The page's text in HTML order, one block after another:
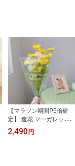
ゼント ギフト リビング
ダイニング キッチン 玄
関 エントランス トイレ
花束
【マラソン期間P5倍確
定】 造花 マーガレット
デイジー 花束セット 5本
セット インテリア おし
2,490 円